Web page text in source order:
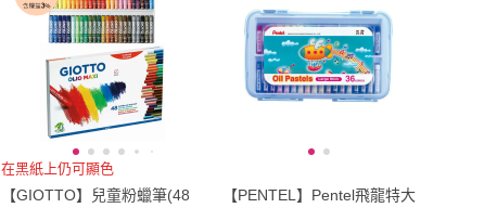
在黑紙上仍可顯色
【GIOTTO】兒童粉蠟筆(48
【PENTEL】Pentel飛龍特大